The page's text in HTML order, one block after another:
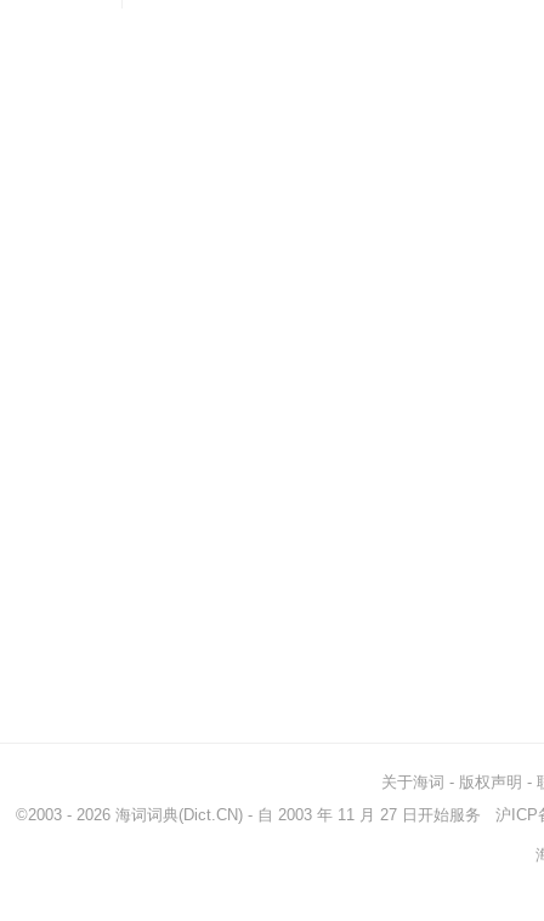
关于海词 - 版权声明 -
©2003 - 2026 海词词典(Dict.CN) - 自 2003 年 11 月 27 日开始服务 沪ICP